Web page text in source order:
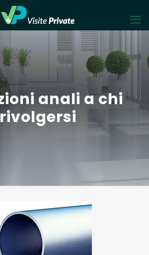
anali a chi
rivolgersi